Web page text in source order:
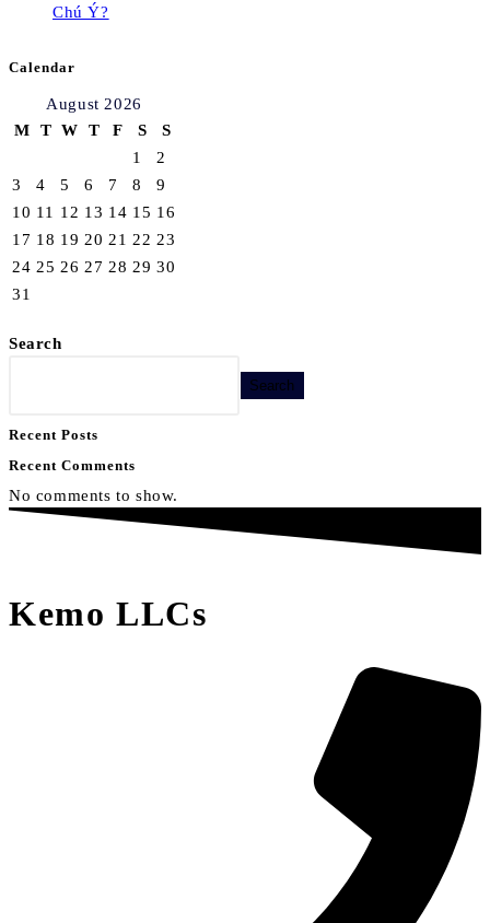
Chú Ý?
Calendar
August 2026
M
T W T F S
S
1
2
3
4 5 6 7 8
9
10 11 12 13 14 15 16
17 18 19 20 21 22 23
24 25 26 27 28 29 30
31
Search
Search
Recent Posts
Recent Comments
No comments to show.
Kemo LLCs